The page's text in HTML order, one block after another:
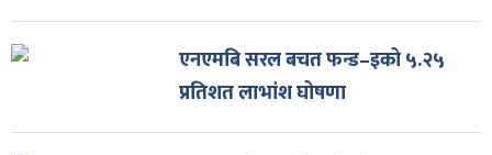
एनएमबि सरल बचत फन्ड–इको ५.२५
प्रतिशत लाभांश घोषणा